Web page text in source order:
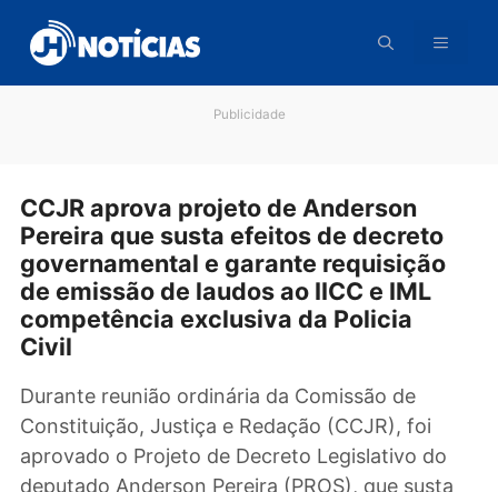
para
conteúdo
CCJR aprova projeto de Anderson
Pereira que susta efeitos de decreto
governamental e garante requisição
de emissão de laudos ao IICC e IML
competência exclusiva da Policia
Civil
Durante reunião ordinária da Comissão de
Constituição, Justiça e Redação (CCJR), foi